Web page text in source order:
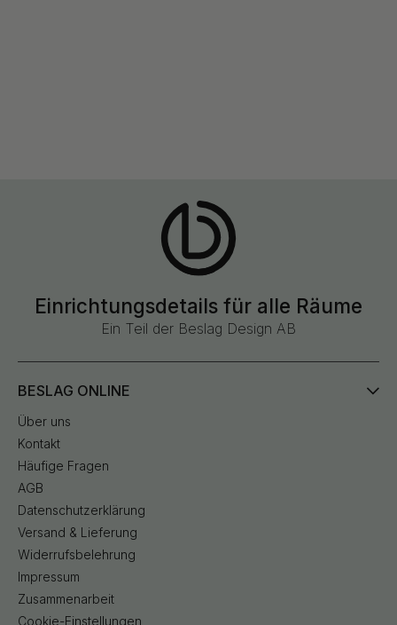
Einrichtungsdetails für alle Räume
Ein Teil der Beslag Design AB
BESLAG ONLINE
Über uns
Kontakt
Häufige Fragen
AGB
Datenschutzerklärung
Versand & Lieferung
Widerrufsbelehrung
Impressum
Zusammenarbeit
Cookie-Einstellungen